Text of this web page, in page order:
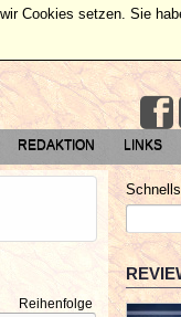
REDAKTION LINKS
Reihenfolge
Cookies setzen. Sie